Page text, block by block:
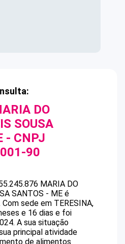
DO
SOUSA
- CNPJ
90
MARIA DO
SANTOS - ME é
Com sede em TERESINA,
e 16 dias e foi
A sua situação
principal atividade
de alimentos